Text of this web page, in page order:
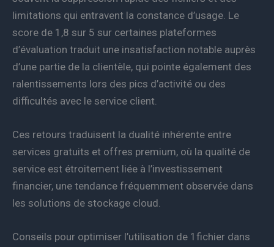
limitations qui entravent la constance d’usage. Le
score de 1,8 sur 5 sur certaines plateformes
d’évaluation traduit une insatisfaction notable auprès
d’une partie de la clientèle, qui pointe également des
ralentissements lors des pics d’activité ou des
difficultés avec le service client.
Ces retours traduisent la dualité inhérente entre
services gratuits et offres premium, où la qualité de
service est étroitement liée à l’investissement
financier, une tendance fréquemment observée dans
les solutions de stockage cloud.
Conseils pour optimiser l’utilisation de 1fichier dans